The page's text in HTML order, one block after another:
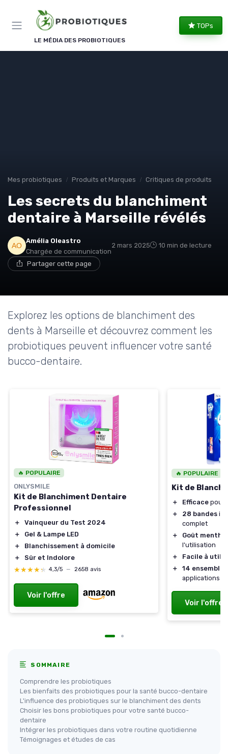
LE MÉDIA DES PROBIOTIQUES
TOPs
Mes probiotiques Produits et Marques Critiques de produits
Les secrets du blanchiment
dentaire à Marseille révélés
Amélia Oleastro
Chargée de communication
2 mars 2025 10 min de lecture
Partager cette page
Explorez les options de blanchiment des
dents à Marseille et découvrez comment les
probiotiques peuvent influencer votre santé
bucco-dentaire.
🔥 POPULAIRE
ONLYSMILE
Kit de Blanchiment Dentaire
Professionnel
＋
Vainqueur du Test 2024
＋
Gel & Lampe LED
＋
Blanchissement à domicile
＋
Sûr et Indolore
★★★★★
★★★★★ 4,3/5 — 2658 avis
Voir l'offre
🔥 POPULAIRE
Kit de
＋ Efficace pour
＋
28 bandes
complet
＋
Goût
l'utilisation
＋
Facile à
＋
14 ensembles
applications
Voir l'offre
SOMMAIRE
Comprendre les probiotiques
Les bienfaits des probiotiques pour la santé bucco-dentaire
L'influence des probiotiques sur le blanchiment des dents
Choisir les bons probiotiques pour votre santé bucco-
dentaire
Intégrer les probiotiques dans votre routine quotidienne
Témoignages et études de cas